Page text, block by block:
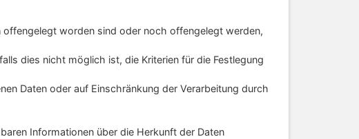
worden sind oder noch offengelegt werden,
dies nicht möglich ist, die Kriterien für die Festlegung
Daten oder auf Einschränkung der Verarbeitung durch
Informationen über die Herkunft der Daten